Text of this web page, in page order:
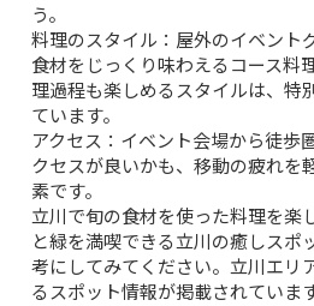
う。
料理のスタイル ：屋外のイベント
食材をじっくり味わえるコース料
理過程も楽しめるスタイルは、特
ています。
アクセス ：イベント会場から徒歩
クセスが良いかも、移動の疲れを
素です。
立川で旬の食材を使った料理を楽
と緑を満喫できる立川の癒しスポ
考にしてみてください。立川エリ
るスポット情報が掲載されています